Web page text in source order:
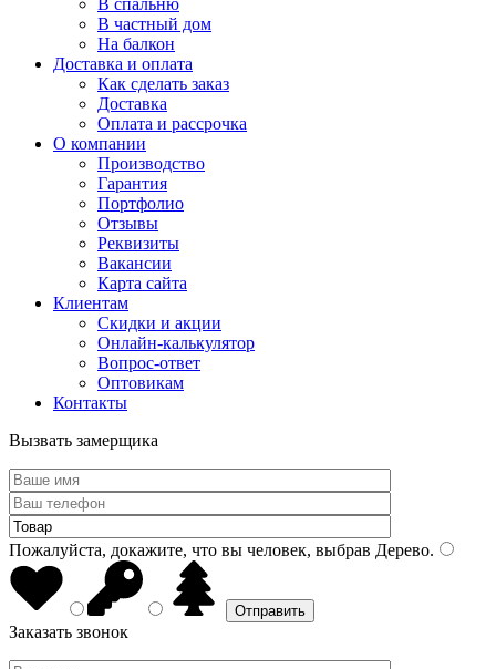
В спальню
В частный дом
На балкон
Доставка и оплата
Как сделать заказ
Доставка
Оплата и рассрочка
О компании
Производство
Гарантия
Портфолио
Отзывы
Реквизиты
Вакансии
Карта сайта
Клиентам
Скидки и акции
Онлайн-калькулятор
Вопрос-ответ
Оптовикам
Контакты
Вызвать замерщика
Пожалуйста, докажите, что вы человек, выбрав Дерево.
Заказать звонок